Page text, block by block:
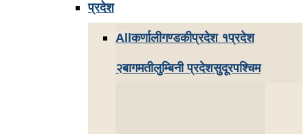
प्रदेश
Allकर्णालीगण्डकीप्रदेश १प्रदेश
२बागमतीलुम्बिनी प्रदेशसुदूरपश्चिम